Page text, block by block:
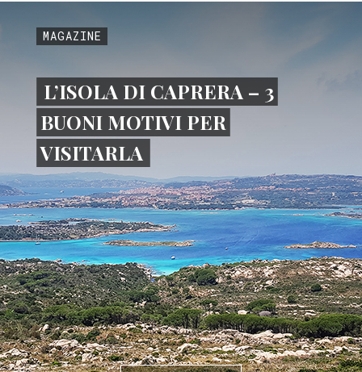
MAGAZINE
L’ISOLA DI CAPRERA – 3
BUONI MOTIVI PER
VISITARLA